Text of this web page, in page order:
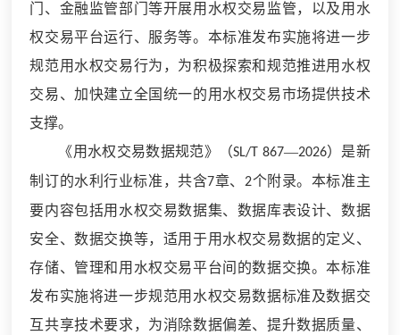
门、金融监管部门等开展用水权交易监管，以及用水
权交易平台运行、服务等。本标准发布实施将进一步
规范用水权交易行为，为积极探索和规范推进用水权
交易、加快建立全国统一的用水权交易市场提供技术
支撑。
《用水权交易数据规范》（SL/T 867—2026）是新
制订的水利行业标准，共含7章、 2个附录。本标准主
要内容包括用水权交易数据集、数据库表设计、数据
安全、数据交换等，适用于用水权交易数据的定义、
存储、管理和用水权交易平台间的数据交换。本标准
发布实施将进一步规范用水权交易数据标准及数据交
互共享技术要求，为消除数据偏差、提升数据质量、